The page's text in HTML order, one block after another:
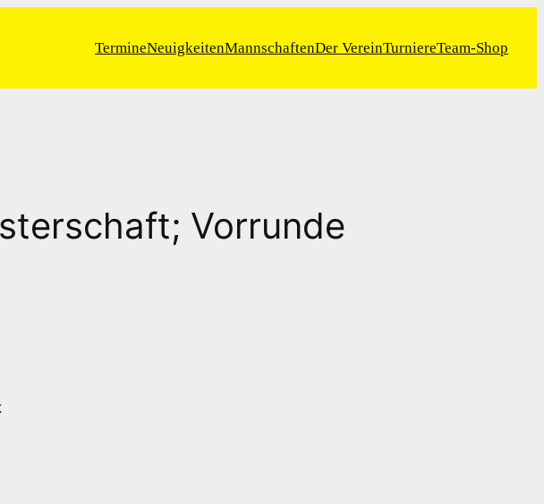
TermineNeuigkeitenMannschaftenDer VereinTurniereTeam-Shop
Vorrunde